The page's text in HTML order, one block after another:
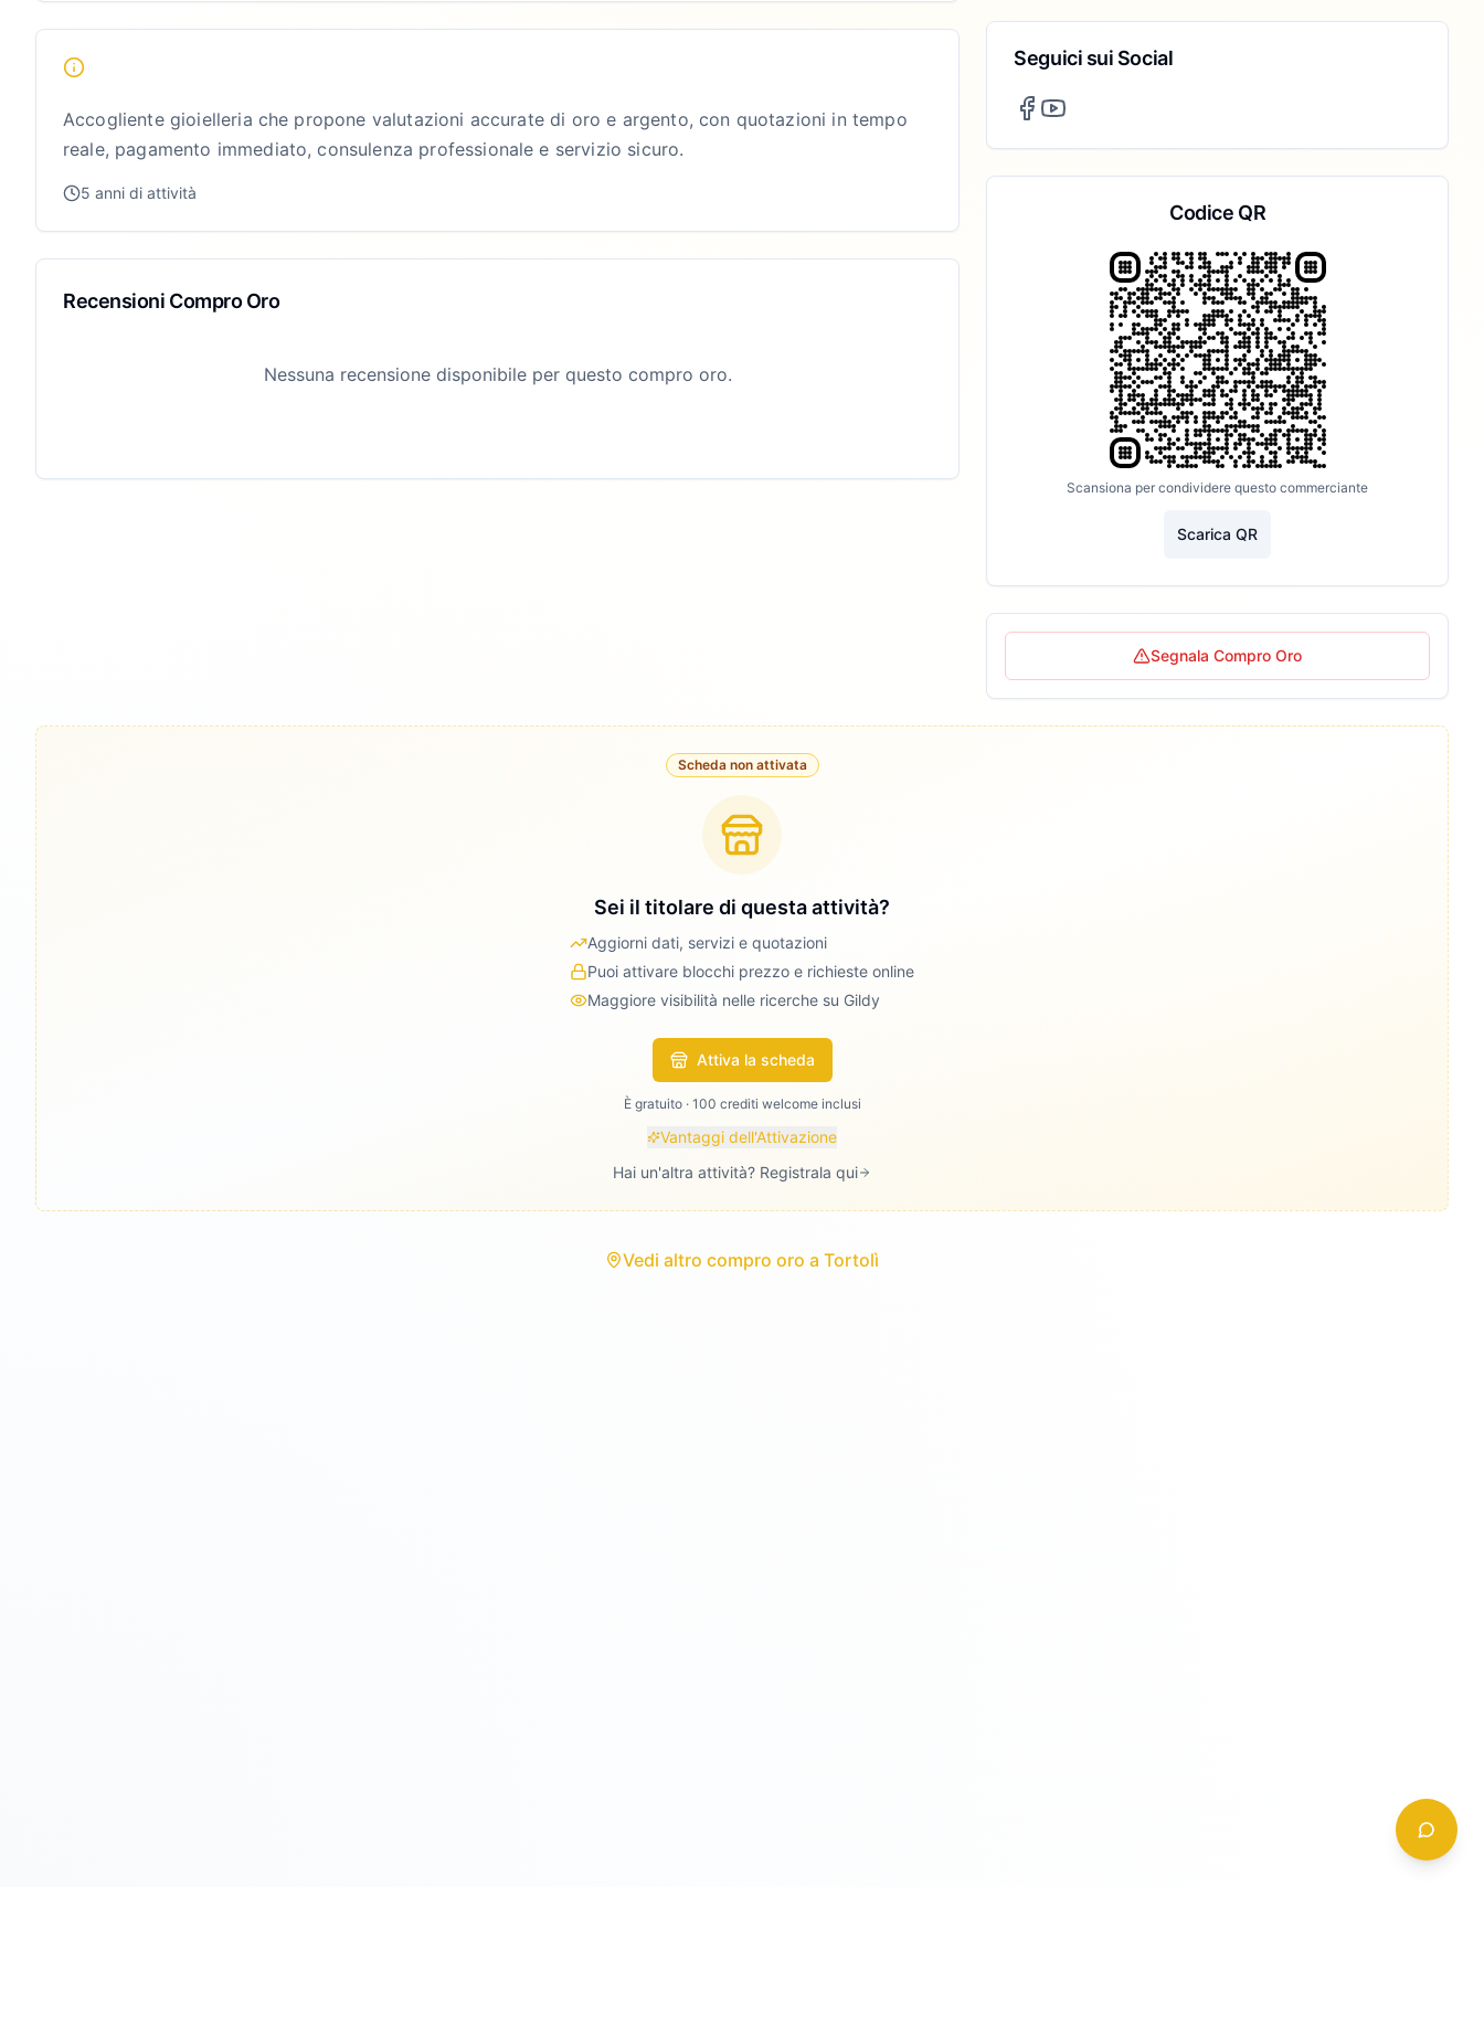
Accogliente gioielleria che propone valutazioni accurate di oro e argento, con quotazioni in tempo
reale, pagamento immediato, consulenza professionale e servizio sicuro.
5 anni di attività
Recensioni Compro Oro
Nessuna recensione disponibile per questo compro oro.
Seguici sui Social
Codice QR
Scansiona per condividere questo commerciante
Scarica QR
Segnala Compro Oro
Scheda non attivata
Sei il titolare di questa attività?
Aggiorni dati, servizi e quotazioni
Puoi attivare blocchi prezzo e richieste online
Maggiore visibilità nelle ricerche su Gildy
Attiva la scheda
È gratuito · 100 crediti welcome inclusi
Vantaggi dell'Attivazione
Hai un'altra attività? Registrala qui
Vedi altro compro oro a Tortolì